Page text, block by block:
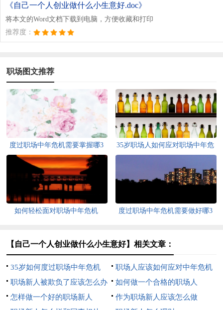
《自己一个人创业做什么小生意好.doc》
将本文的Word文档下载到电脑，方便收藏和打印
推荐度：
职场图文推荐
度过职场中年危机需要掌握哪3
个技能
35岁职场人如何应对职场中年危
如何轻松面对职场中年危机
度过职场中年危机需要做好哪3
【自己一个人创业做什么小生意好】相关文章：
35岁如何度过职场中年危机
职场人应该如何应对中年危机
职场新人被欺负了应该怎么办
如何做一个合格的职场人
怎样做一个好的职场新人
作为职场新人应该怎么做